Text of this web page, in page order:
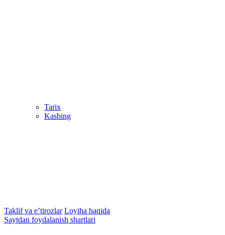
Tarix
Kasbing
Taklif va e’tirozlar Loyiha haqida
Saytdan foydalanish shartlari